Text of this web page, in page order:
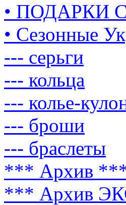
• ПОДАРКИ
• Сезонные
--- серьги
--- кольца
--- колье-
--- броши
--- браслеты
*** Архив
*** Архив